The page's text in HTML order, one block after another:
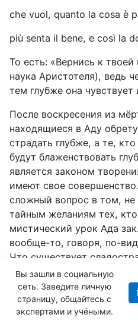
che vuol, quanto la cosa è
più senta il bene, e così la
То есть: «Вернись к
наука Аристотеля), ведь
тем глубже она чувствует
После воскресения из
находящиеся в Аду
страдать глубже, а те,
будут блаженствовать
является законом
имеют свое
сложный вопрос в том, не
тайным желаниям тех,
мистический урок Ада
вообще-то, говоря, по-
Что существует
будем сталкиваться все
мы будем спускаться
которая составляет Ад. И
приближаются к городу
Вы зашли в социальную
сеть. Заведите личную
страницу, общайтесь с
экспертами и учёными.